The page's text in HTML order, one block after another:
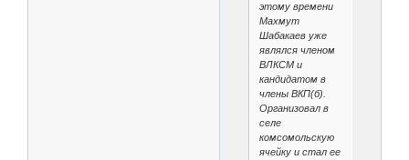
этому времени
Махмут
Шабакаев уже
являлся членом
ВЛКСМ и
кандидатом в
члены ВКП(б).
Организовал в
селе
комсомольскую
ячейку и стал ее